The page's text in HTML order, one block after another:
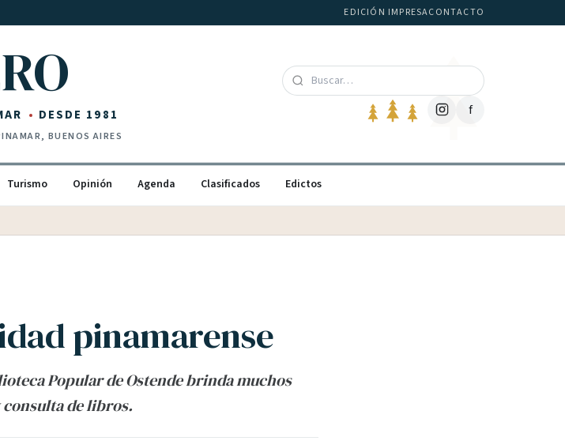
EDICIÓN IMPRESACONTACTO
DESDE 1981
BUENOS AIRES
f
Turismo Opinión Agenda Clasificados Edictos
pinamarense
Popular de Ostende brinda muchos
de libros.